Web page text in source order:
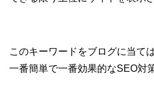
このキーワードをブログに当て
一番簡単で一番効果的なSEO対